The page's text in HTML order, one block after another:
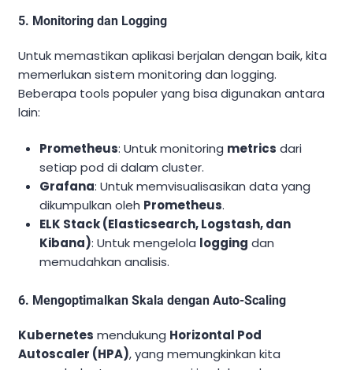
5. Monitoring dan Logging
Untuk memastikan aplikasi berjalan dengan baik, kita
memerlukan sistem monitoring dan logging.
Beberapa tools populer yang bisa digunakan antara
lain:
Prometheus: Untuk monitoring metrics dari
setiap pod di dalam cluster.
Grafana: Untuk memvisualisasikan data yang
dikumpulkan oleh Prometheus.
ELK Stack (Elasticsearch, Logstash, dan
Kibana): Untuk mengelola logging dan
memudahkan analisis.
6. Mengoptimalkan Skala dengan Auto-Scaling
Kubernetes mendukung Horizontal Pod
Autoscaler (HPA), yang memungkinkan kita